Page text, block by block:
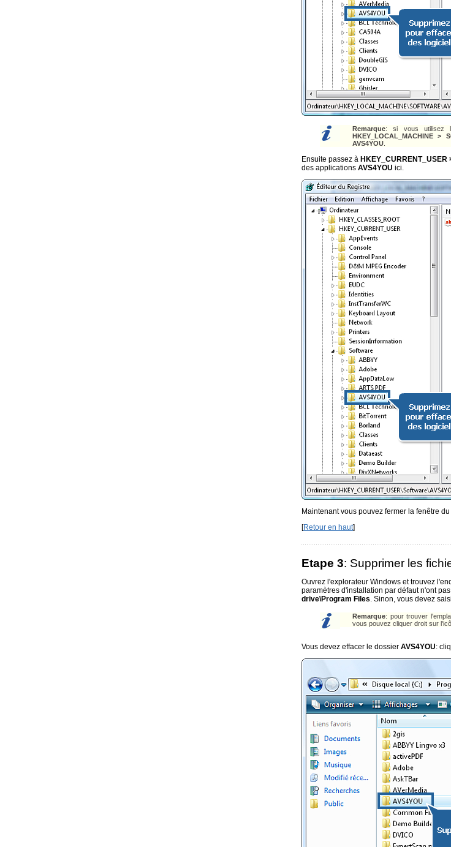
Remarque: si vous utilisez
HKEY_LOCAL_MACHINE >
AVS4YOU
Ensuite passez à HKEY_CURRENT_USER
des applications AVS4YOU ici.
Maintenant vous pouvez fermer la fenêtre
[Retour en haut]
Etape 3: Supprimer les
Ouvrez l'explorateur Windows et trouvez
paramètres d'installation par défaut n'ont
drive\Program Files. Sinon, vous devez
Remarque: pour trouver
vous pouvez cliquer droit sur
Vous devez effacer le dossier AVS4YOU: